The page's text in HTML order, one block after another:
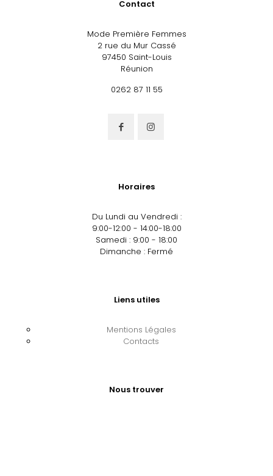
Contact
Mode Première Femmes
2 rue du Mur Cassé
97450 Saint-Louis
Réunion
0262 87 11 55
Horaires
Du Lundi au Vendredi :
9:00-12:00 - 14:00-18:00
Samedi : 9:00 - 18:00
Dimanche : Fermé
Liens utiles
Mentions Légales
Contacts
Nous trouver